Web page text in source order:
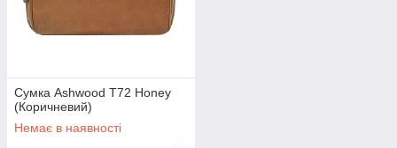
Сумка Ashwood T72 Honey
(Коричневий)
Немає в наявності